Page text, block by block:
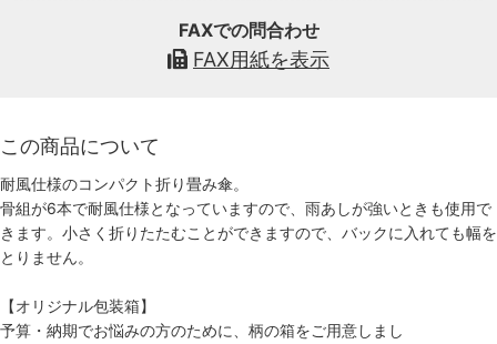
FAXでの問合わせ
FAX用紙を表示
この商品について
耐風仕様のコンパクト折り畳み傘。
骨組が6本で耐風仕様となっていますので、雨あしが強いときも使用で
きます。小さく折りたたむことができますので、バックに入れても幅を
とりません。
【オリジナル包装箱】
予算・納期でお悩みの方のために、柄の箱をご用意しまし